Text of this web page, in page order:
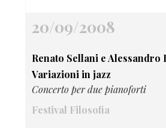
20/09/2008
Renato Sellani e Alessandro
Variazioni in jazz
Concerto per due pianoforti
Festival Filosofia